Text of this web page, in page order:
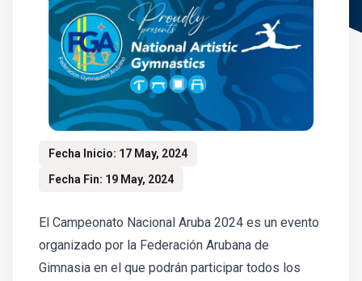
Fecha Inicio: 17 May, 2024
Fecha Fin: 19 May, 2024
El Campeonato Nacional Aruba 2024 es un evento
organizado por la Federación Arubana de
Gimnasia en el que podrán participar todos los